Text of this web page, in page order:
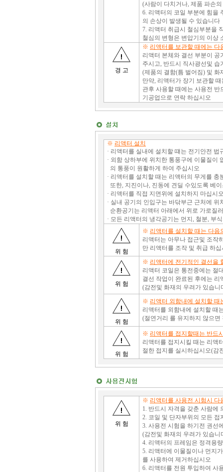
(사람이 다치거나, 제품 파손
6. 리액터의 코일 부분에 힘을
의 손상이 발생될 수 있습니다
7. 리액터 취급시 철심부분을
철심의 변형은 변압기의 이상
경 고
※ 리액터를 보관할 때에는
리액터 본체와 결선 부분이
주시고, 반드시 직사광선및
(제품의 결함(틈 벌어짐) 및 화
만약, 리액터가 장기 보관할
관후 사용할 때에는 사용전
기공업으로 연락 하십시오
※ 리액터 설치
· 리액터를 실내에 설치할 떄는 전기안전 법
· 외함 상하부에 위치한 통풍구에 이물질이
의 통풍이 원활하게 하여 주십시오
· 리액터를 설치할 때는 리액터의 무게를
또한, 지진이나, 진동에 견딜 수있도록 베
· 리액터를 직접 지면위에 설치하지 마십시
· 실내 공기의 인입구는 바닦부근 근처에
순환공기는 리액터 아래에서 위로 가로질
· 모든 리액터의 냉각공기는 먼지, 철분, 부
위 험
※ 리액터를 설치할 때는 다음
리액터는 아무나 접근및 조작
만 리액터를 조작 및 취급 하
위 험
※ 리액터에 전기적인 결선을
리액터 코일은 통전중에는 절
결선 작업이 완료된 후에는
(감전및 화재의 우려가 있습니
위 험
※ 리액터 외함내에 설치할
리액터를 외함내에 설치할 때
(절연거리 를 유지하지 않으
위 험
※ 리액터를 접지할때는 반드
리액터를 접지시킬 때는 리액
절한 접지를 실시하십시오(감
위 험
※ 리액터를 사용전 시험시
1. 반드시 자격을 갖춘 사람에
2. 코일 및 단자부위의 모든
3. 사용전 시험을 하기전 권선
(감전및 화재의 우려가 있습니
4. 리액터의 프레임은 정격용
5. 리액터에 이물질이나 먼지
를 사용하여 제거하십시오
6. 리액터를 전원 투입하여 사